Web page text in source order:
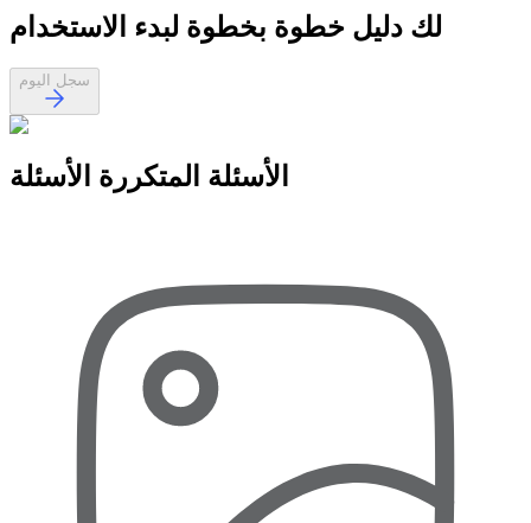
لك دليل خطوة بخطوة لبدء الاستخدام
سجل اليوم
الأسئلة المتكررة الأسئلة